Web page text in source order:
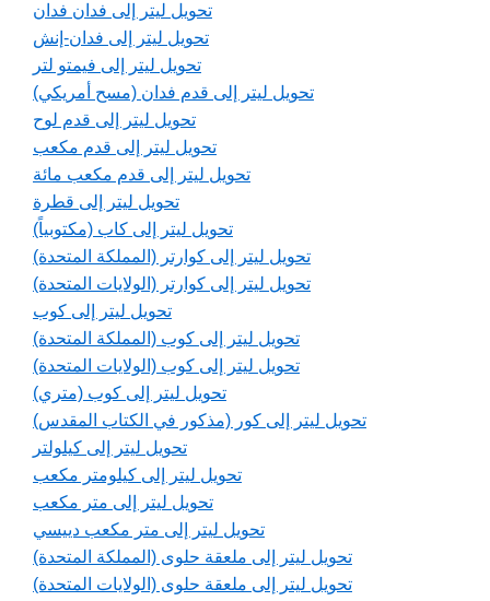
تحويل ليتر إلى فدان فدان
تحويل ليتر إلى فدان-إنش
تحويل ليتر إلى فيمتو لتر
تحويل ليتر إلى قدم فدان (مسح أمريكي)
تحويل ليتر إلى قدم لوح
تحويل ليتر إلى قدم مكعب
تحويل ليتر إلى قدم مكعب مائة
تحويل ليتر إلى قطرة
تحويل ليتر إلى كاب (مكتوبياً)
تحويل ليتر إلى كوارتر (المملكة المتحدة)
تحويل ليتر إلى كوارتر (الولايات المتحدة)
تحويل ليتر إلى كوب
تحويل ليتر إلى كوب (المملكة المتحدة)
تحويل ليتر إلى كوب (الولايات المتحدة)
تحويل ليتر إلى كوب (متري)
تحويل ليتر إلى كور (مذكور في الكتاب المقدس)
تحويل ليتر إلى كيلولتر
تحويل ليتر إلى كيلومتر مكعب
تحويل ليتر إلى متر مكعب
تحويل ليتر إلى متر مكعب دييسي
تحويل ليتر إلى ملعقة حلوى (المملكة المتحدة)
تحويل ليتر إلى ملعقة حلوى (الولايات المتحدة)